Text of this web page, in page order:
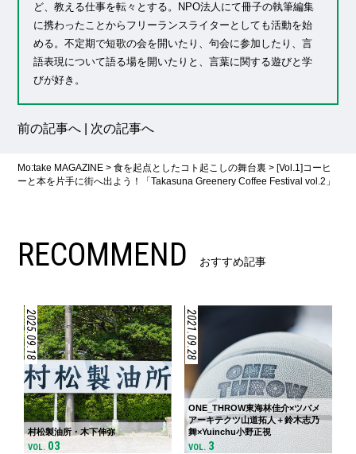
ど、教える仕事を転々とする。NPO法人にて冊子の執筆編集
に携わったことからフリーランスライターとしても活動を始
める。不定期で短歌の会を開いたり、句会に参加したり、言
語表現について語る場を開いたりと、言葉に関する遊びと学
びが好き。
前の記事へ 次の記事へ
Mo:take MAGAZINE >食を起点としたコト起こしの舞台裏 > [Vol.1]コーヒ
ーと本を片手に街へ出よう！「Takasuna Greenery Coffee Festival vol.2」
RECOMMEND おすすめ記事
2025.09.18
村松製油所・木下伸弥
VOL. 03
2021.09.28
ONE_THROW東海林佳介×ツバメ
アーキテクツ山道拓人＋鈴木志乃
舞×Yuinchu小野正視
VOL.3